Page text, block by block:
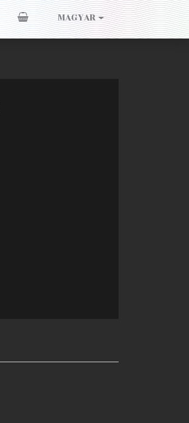
MAGYAR